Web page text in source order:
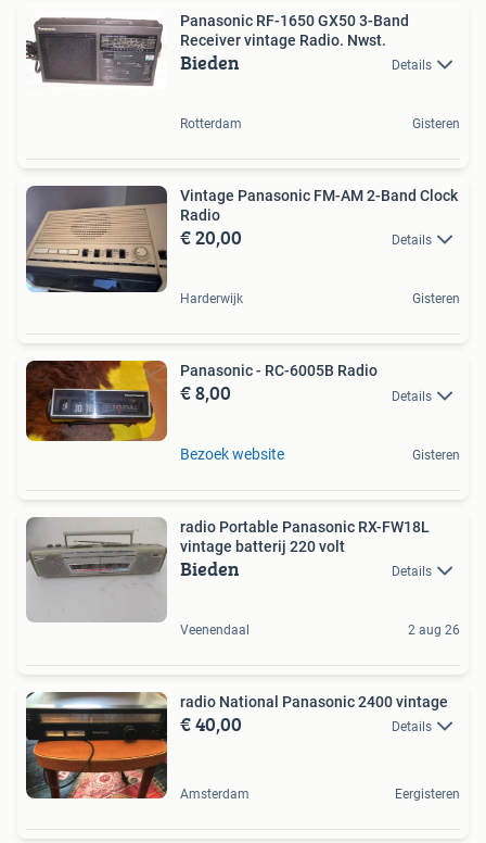
Panasonic RF-1650 GX50 3-Band
Receiver vintage Radio. Nwst.
Bieden Details
Rotterdam Gisteren
Vintage Panasonic FM-AM 2-Band Clock
Radio
€ 20,00 Details
Harderwijk Gisteren
Panasonic - RC-6005B Radio
€ 8,00 Details
Bezoek website Gisteren
radio Portable Panasonic RX-FW18L
vintage batterij 220 volt
Bieden Details
Veenendaal 2 aug 26
radio National Panasonic 2400 vintage
€ 40,00 Details
Amsterdam Eergisteren